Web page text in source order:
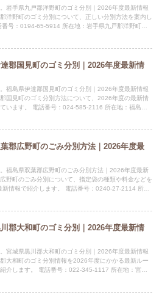
岩手県九戸郡洋野町のゴミ分別｜2026年度最新情報
洋野町のゴミ分別について、正しい分別方法を案内し
番号：0194-65-5914 所在地：岩手県九戸郡洋野町種
郡国見町のゴミ分別｜2026年度最新情
福島県伊達郡国見町のゴミ分別｜2026年度最新情報
国見町のゴミ分別方法について、2026年度の最新情
います。 電話番号：024-585-2116 所在地：福島県
郡広野町のごみ分別方法｜2026年度最
福島県双葉郡広野町のごみ分別方法｜2026年度最新
野町のごみ分別について、指定袋の種類や料金などを
情報で紹介します。 電話番号：0240-27-2114 所在
郡大和町のゴミ分別｜2026年度最新情
宮城県黒川郡大和町のゴミ分別｜2026年度最新情報
大和町のゴミ分別情報を2026年度にかかる最新ルー
介します。 電話番号：022-345-1117 所在地：宮城